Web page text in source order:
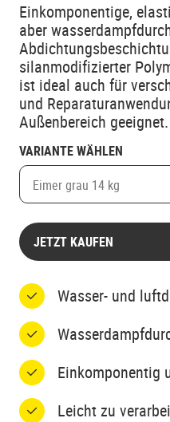
Einkomponentige,
aber
silanmodifizierter
ist ideal auch für
und
Außenbereich geeignet.
VARIANTE WÄHLEN
Eimer grau 14 kg
JETZT KAUFEN
Wasser- und
Einkomponentig
Leicht zu